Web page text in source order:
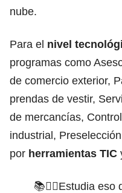
nube.
Para el nivel
programas como
de comercio exterior,
prendas de vestir,
de mercancías,
industrial,
por herramientas TIC
📚🙋‍♂️Estudia eso